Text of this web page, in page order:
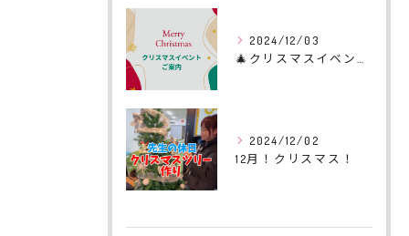
2024/12/03
2024/12/02
12月！クリスマス！